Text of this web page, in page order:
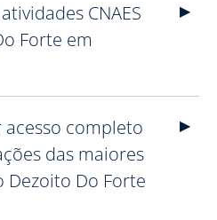
CNAES
Forte em
completo
das maiores
Dezoito Do Forte